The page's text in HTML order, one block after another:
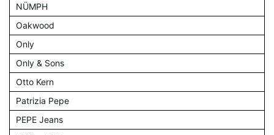
NÜMPH
Oakwood
Only
Only & Sons
Otto Kern
Patrizia Pepe
PEPE Jeans